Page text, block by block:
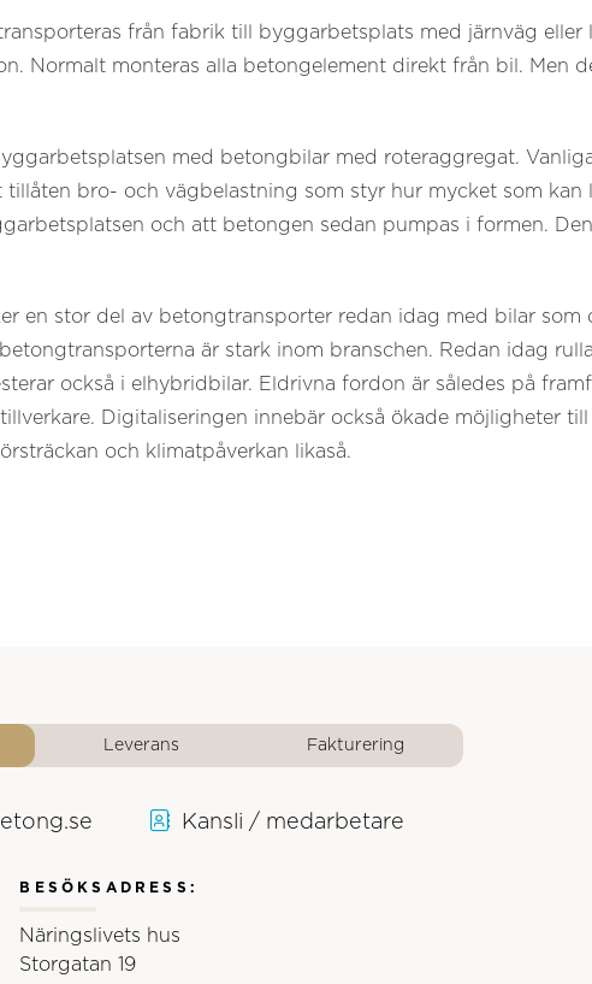
från fabrik till byggarbetsplats med järnväg eller
Normalt monteras alla betongelement direkt från bil. Men
med betongbilar med roteraggregat.
bro- och vägbelastning som styr hur mycket som kan
och att betongen sedan pumpas i formen.
en stor del av betongtransporter redan idag med bilar
är stark inom branschen. Redan idag
också i elhybridbilar. Eldrivna fordon är således på
Digitaliseringen innebär också ökade möjligheter
och klimatpåverkan likaså.
Leverans Fakturering
Kansli / medarbetare
BESÖKSADRESS:
Näringslivets hus
Storgatan 19